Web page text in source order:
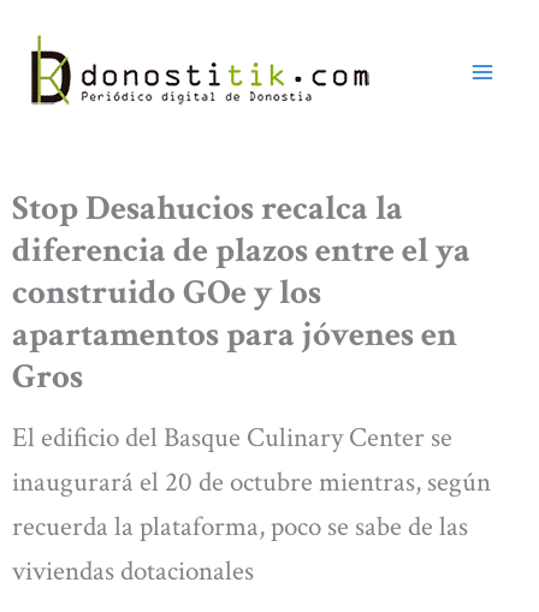
contenido
Stop Desahucios recalca la
diferencia de plazos entre el ya
construido GOe y los
apartamentos para jóvenes en
Gros
El edificio del Basque Culinary Center se
inaugurará el 20 de octubre mientras, según
recuerda la plataforma, poco se sabe de las
viviendas dotacionales